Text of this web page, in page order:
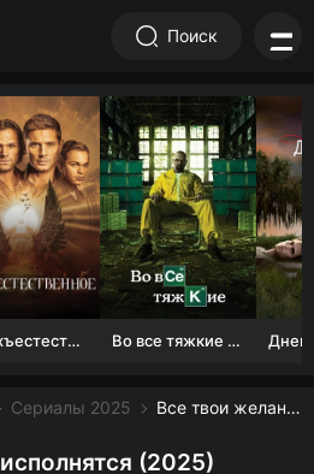
Поиск
Сверхъестественное Во все тяжкие 1-5 сезон
Сериалы 2025 Все твои желания исполнятся смотреть онлайн бесплатно
(2025)